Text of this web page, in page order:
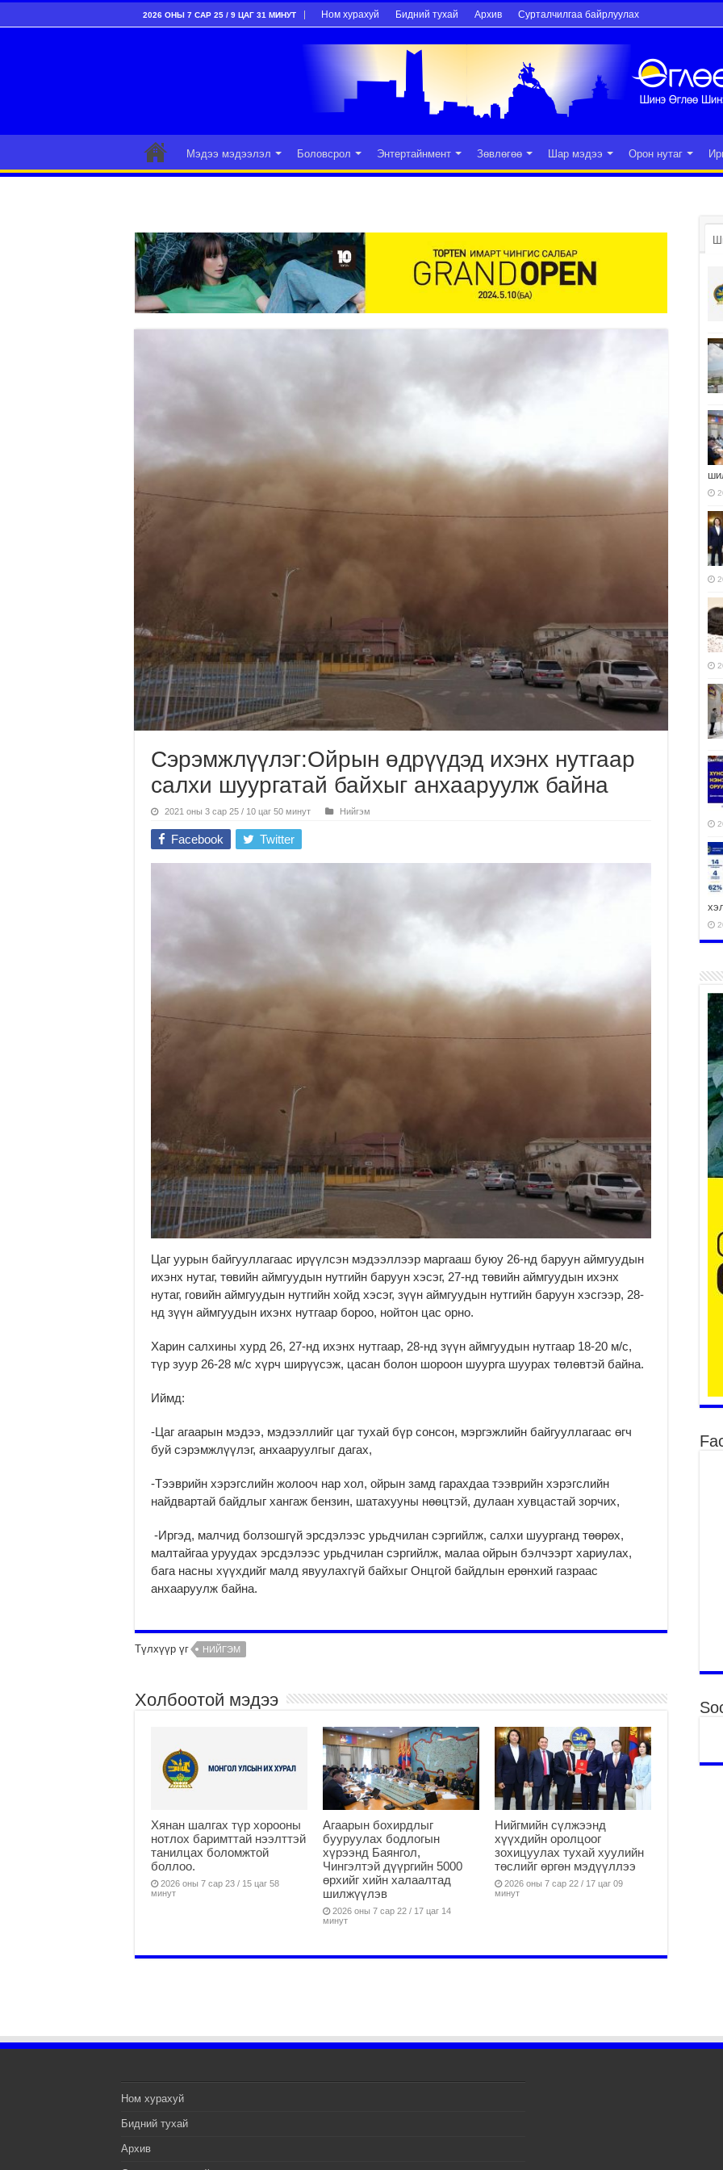
2026 ОНЫ 7 САР 25 / 9 ЦАГ 31 МИНУТ Ном хурахуй Бидний тухай Архив Сурталчилгаа байрлуулах
Мэдээ мэдээлэл Боловсрол Энтертайнмент Зөвлөгөө Шар мэдээ Орон нутаг
Сэрэмжлүүлэг:Ойрын өдрүүдэд ихэнх нутгаар
салхи шуургатай байхыг анхааруулж байна
2021 оны 3 сар 25 / 10 цаг 50 минут Нийгэм
Facebook Twitter
Цаг уурын байгууллагаас ирүүлсэн мэдээллээр маргааш буюу 26-нд баруун аймгуудын
ихэнх нутаг, төвийн аймгуудын нутгийн баруун хэсэг, 27-нд төвийн аймгуудын ихэнх
нутаг, говийн аймгуудын нутгийн хойд хэсэг, зүүн аймгуудын нутгийн баруун хэсгээр, 28-
нд зүүн аймгуудын ихэнх нутгаар бороо, нойтон цас орно.
Харин салхины хурд 26, 27-нд ихэнх нутгаар, 28-нд зүүн аймгуудын нутгаар 18-20 м/с,
түр зуур 26-28 м/с хүрч ширүүсэж, цасан болон шороон шуурга шуурах төлөвтэй байна.
Иймд:
-Цаг агаарын мэдээ, мэдээллийг цаг тухай бүр сонсон, мэргэжлийн байгууллагаас өгч
буй сэрэмжлүүлэг, анхааруулгыг дагах,
-Тээврийн хэрэгслийн жолооч нар хол, ойрын замд гарахдаа тээврийн хэрэгслийн
найдвартай байдлыг хангаж бензин, шатахууны нөөцтэй, дулаан хувцастай зорчих,
-Иргэд, малчид болзошгүй эрсдэлээс урьдчилан сэргийлж, салхи шуурганд төөрөх,
малтайгаа уруудах эрсдэлээс урьдчилан сэргийлж, малаа ойрын бэлчээрт хариулах,
бага насны хүүхдийг малд явуулахгүй байхыг Онцгой байдлын ерөнхий газраас
анхааруулж байна.
Түлхүүр үг НИЙГЭМ
Холбоотой мэдээ
Хянан шалгах түр хорооны
нотлох баримттай нээлттэй
танилцах боломжтой
боллоо.
2026 оны 7 сар 23 / 15 цаг 58
минут
Агаарын бохирдлыг
бууруулах бодлогын
хүрээнд Баянгол,
Чингэлтэй дүүргийн 5000
өрхийг хийн халаалтад
шилжүүлэв
2026 оны 7 сар 22 / 17 цаг 14
минут
Нийгмийн сүлжээнд
хүүхдийн оролцоог
зохицуулах тухай хуулийн
төслийг өргөн мэдүүллээ
2026 оны 7 сар 22 / 17 цаг 09
минут
Ном хурахуй
Бидний тухай
Архив